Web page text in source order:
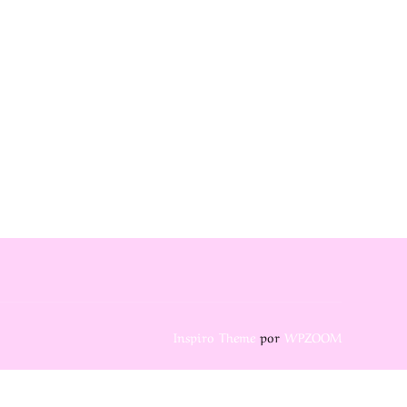
Inspiro Theme por WPZOOM